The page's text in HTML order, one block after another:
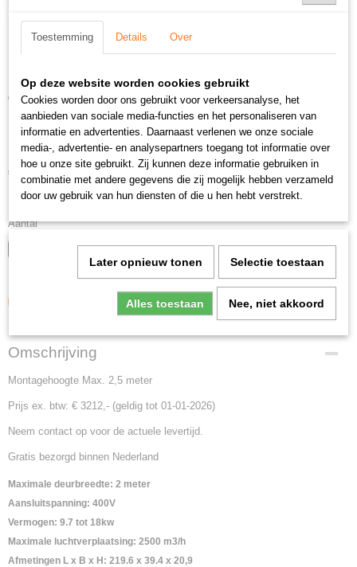
Thermoscreens C2 2000E
18Kw / 380-400 volt
€ 3886,52 (inclusief btw 21%)
Op voorraad
Aantal
IN WINKELWAGEN
Omschrijving
Montagehoogte Max. 2,5 meter
Prijs ex. btw: € 3212,- (geldig tot 01-01-2026)
Neem contact op voor de actuele levertijd.
Gratis bezorgd binnen Nederland
Maximale deurbreedte: 2 meter
Aansluitspanning: 400V
Vermogen: 9.7 tot 18kw
Maximale luchtverplaatsing: 2500 m3/h
Afmetingen L x B x H: 219.6 x 39.4 x 20,9
Toestemming Details Over
Op deze website worden cookies gebruikt
Cookies worden door ons gebruikt voor verkeersanalyse, het
aanbieden van sociale media-functies en het personaliseren van
informatie en advertenties. Daarnaast verlenen we onze sociale
media-, advertentie- en analysepartners toegang tot informatie over
hoe u onze site gebruikt. Zij kunnen deze informatie gebruiken in
combinatie met andere gegevens die zij mogelijk hebben verzameld
door uw gebruik van hun diensten of die u hen hebt verstrekt.
Later opnieuw tonen Selectie toestaan
Alles toestaan Nee, niet akkoord